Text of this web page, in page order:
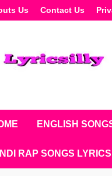
Us Contact Us
ENGLISH
RAP SONGS LYRICS